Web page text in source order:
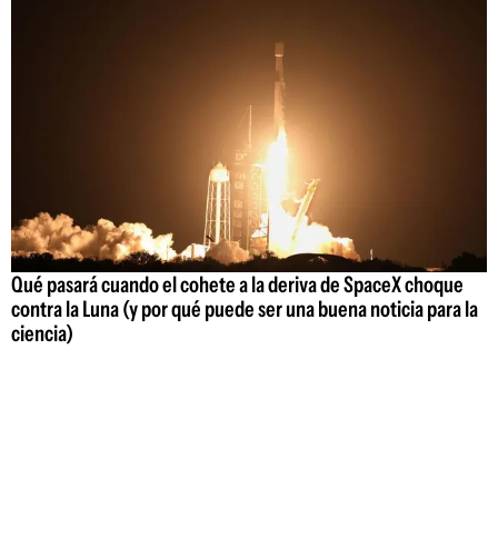
Qué pasará cuando el cohete a la deriva de SpaceX choque
contra la Luna (y por qué puede ser una buena noticia para la
ciencia)